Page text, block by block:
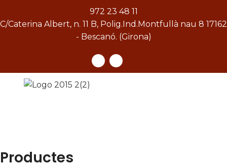
972 23 48 11
C/Caterina Albert, n. 11 B, Polig.Ind.Montfullà nau 8 17162
- Bescanó. (Girona)
Portes
Productes